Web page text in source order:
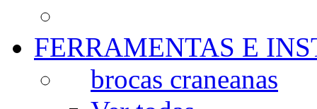
FERRAMENTAS E
brocas craneanas